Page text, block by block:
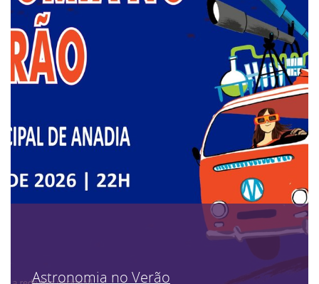
Astronomia no Verão